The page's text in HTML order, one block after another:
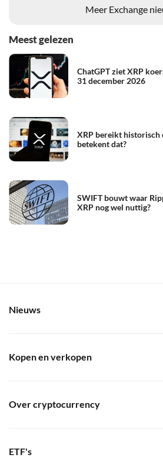
Meer Exchange
Meest gelezen
ChatGPT ziet XRP
31 december 2026
XRP bereikt historisch
betekent dat?
SWIFT bouwt waar
XRP nog wel nuttig?
Nieuws
Kopen en verkopen
Over cryptocurrency
ETF's